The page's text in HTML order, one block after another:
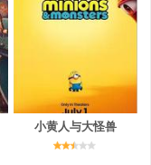
小黄人与大怪兽